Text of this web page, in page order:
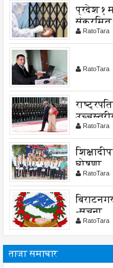
प्रदेश १
संक्रमित
RatoTara
RatoTara
RatoTara
घोषणा
RatoTara
-सुचना
RatoTara
ताजा समाचार